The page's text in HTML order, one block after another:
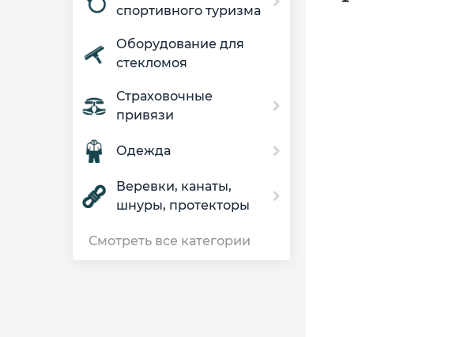
спортивного туризма
Оборудование для
стекломоя
Страховочные
привязи
Одежда
Веревки, канаты,
шнуры, протекторы
Смотреть все категории